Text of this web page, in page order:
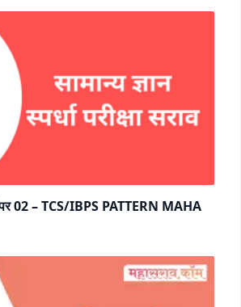
पेपर 02 – TCS/IBPS PATTERN MAHA